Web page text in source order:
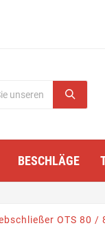
BESCHLÄGE
OTS 80 /